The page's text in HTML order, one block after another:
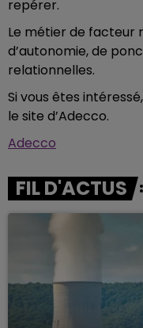
repérer.
Le métier de facteur
d’autonomie, de
relationnelles.
Si vous êtes
le site d’Adecco.
Adecco
FIL D'ACTUS